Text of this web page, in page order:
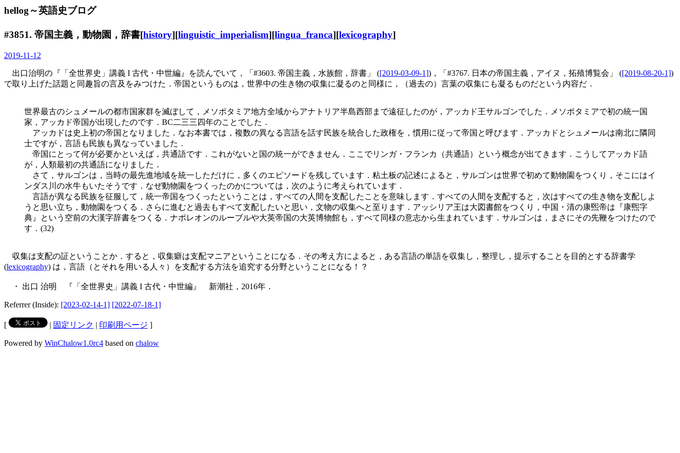
hellog～英語史ブログ
#3851. 帝国主義，動物園，辞書[history][linguistic_imperialism][lingua_franca][lexicography]
2019-11-12
出口治明の『「全世界史」講義 I 古代・中世編』を読んでいて，「#3603. 帝国主義，水族館，辞書」 ([2019-03-09-1])，「#3767. 日本の帝国主義，アイヌ，拓殖博覧会」 ([2019-08-20-1])
で取り上げた話題と同趣旨の言及をみつけた．帝国というものは，世界中の生き物の収集に凝るのと同様に，（過去の）言葉の収集にも凝るものだという内容だ．
世界最古のシュメールの都市国家群を滅ぼして，メソポタミア地方全域からアナトリア半島西部まで遠征したのが，アッカド王サルゴンでした．メソポタミアで初の統一国
家，アッ カド帝国が出現したのです．BC二三三四年のことでした．
アッカドは史上初の帝国となりました．なお本書では，複数の異なる言語を話す民族を統合した政権を，慣用に従って帝国と呼びます．アッカドとシュメールは南北に隣同
士ですが，言語も民族も異なっていました．
帝国にとって何が必要かといえば，共通語です．これがないと国の統一ができません．ここでリンガ・フランカ（共通語）という概念が出てきます．こうしてアッカド語
が，人類最初の共通語になりました．
さて，サルゴンは，当時の最先進地域を統一しただけに，多くのエピソードを残しています．粘土板の記述によると，サルゴンは世界で初めて動物園をつくり，そこにはイ
ンダス川の水牛もいたそうです．なぜ動物園をつくったのかについては，次のように考えられています．
言語が異なる民族を征服して，統一帝国をつくったということは，すべての人間を支配したことを意味します．すべての人間を支配すると，次はすべての生き物を支配しよ
うと思い立ち，動物園をつくる．さらに進むと過去もすべて支配したいと思い，文物の収集へと至ります．アッシリア王は大図書館をつくり，中国・清の康煕帝は『康煕字
典』という空前の大漢字辞書をつくる．ナポレオンのルーブルや大英帝国の大英博物館も，すべて同様の意志から生まれています．サルゴンは，まさにその先鞭をつけたので
す．(32)
収集は支配の証ということか．すると，収集癖は支配マニアということになる．その考え方によると，ある言語の単語を収集し，整理し，提示することを目的とする辞書学
(lexicography) は，言語（とそれを用いる人々）を支配する方法を追究する分野ということになる！？
・ 出口 治明 『「全世界史」講義 I 古代・中世編』 新潮社，2016年．
Referrer (Inside): [2023-02-14-1] [2022-07-18-1]
[ | 固定リンク | 印刷用ページ ]
Powered by WinChalow1.0rc4 based on chalow